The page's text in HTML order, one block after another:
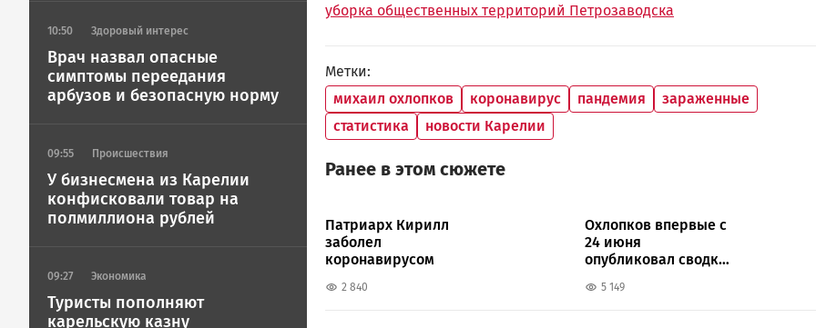
10:50 Здоровый интерес
Врач назвал опасные
симптомы переедания
арбузов и безопасную норму
09:55 Происшествия
У бизнесмена из Карелии
конфисковали товар на
полмиллиона рублей
09:27 Экономика
Туристы пополняют
карельскую казну
уборка общественных территорий Петрозаводска
Метки
михаил охлопков
коронавирус пандемия
зараженные
статистика
новости Карелии
Ранее в этом сюжете
Патриарх Кирилл
заболел
коронавирусом
2 840
Охлопков впервые с
24 июня
опубликовал сводку
5 149